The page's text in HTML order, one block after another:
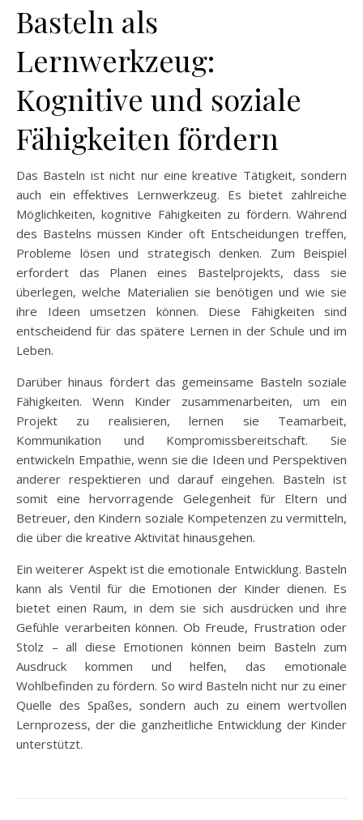
Basteln als
Lernwerkzeug:
Kognitive und soziale
Fähigkeiten fördern
Das Basteln ist nicht nur eine kreative Tätigkeit, sondern
auch ein effektives Lernwerkzeug. Es bietet zahlreiche
Möglichkeiten, kognitive Fähigkeiten zu fördern. Während
des Bastelns müssen Kinder oft Entscheidungen treffen,
Probleme lösen und strategisch denken. Zum Beispiel
erfordert das Planen eines Bastelprojekts, dass sie
überlegen, welche Materialien sie benötigen und wie sie
ihre Ideen umsetzen können. Diese Fähigkeiten sind
entscheidend für das spätere Lernen in der Schule und im
Leben.
Darüber hinaus fördert das gemeinsame Basteln soziale
Fähigkeiten. Wenn Kinder zusammenarbeiten, um ein
Projekt zu realisieren, lernen sie Teamarbeit,
Kommunikation und Kompromissbereitschaft. Sie
entwickeln Empathie, wenn sie die Ideen und Perspektiven
anderer respektieren und darauf eingehen. Basteln ist
somit eine hervorragende Gelegenheit für Eltern und
Betreuer, den Kindern soziale Kompetenzen zu vermitteln,
die über die kreative Aktivität hinausgehen.
Ein weiterer Aspekt ist die emotionale Entwicklung. Basteln
kann als Ventil für die Emotionen der Kinder dienen. Es
bietet einen Raum, in dem sie sich ausdrücken und ihre
Gefühle verarbeiten können. Ob Freude, Frustration oder
Stolz – all diese Emotionen können beim Basteln zum
Ausdruck kommen und helfen, das emotionale
Wohlbefinden zu fördern. So wird Basteln nicht nur zu einer
Quelle des Spaßes, sondern auch zu einem wertvollen
Lernprozess, der die ganzheitliche Entwicklung der Kinder
unterstützt.